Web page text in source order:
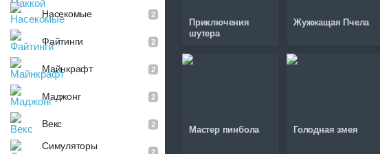
Насекомые 2
Файтинги 2
Майнкрафт 2
Маджонг 2
Векс 2
Симуляторы
2
Приключения
шутера
Жужжащая Пчела
Мастер пинбола Голодная змея